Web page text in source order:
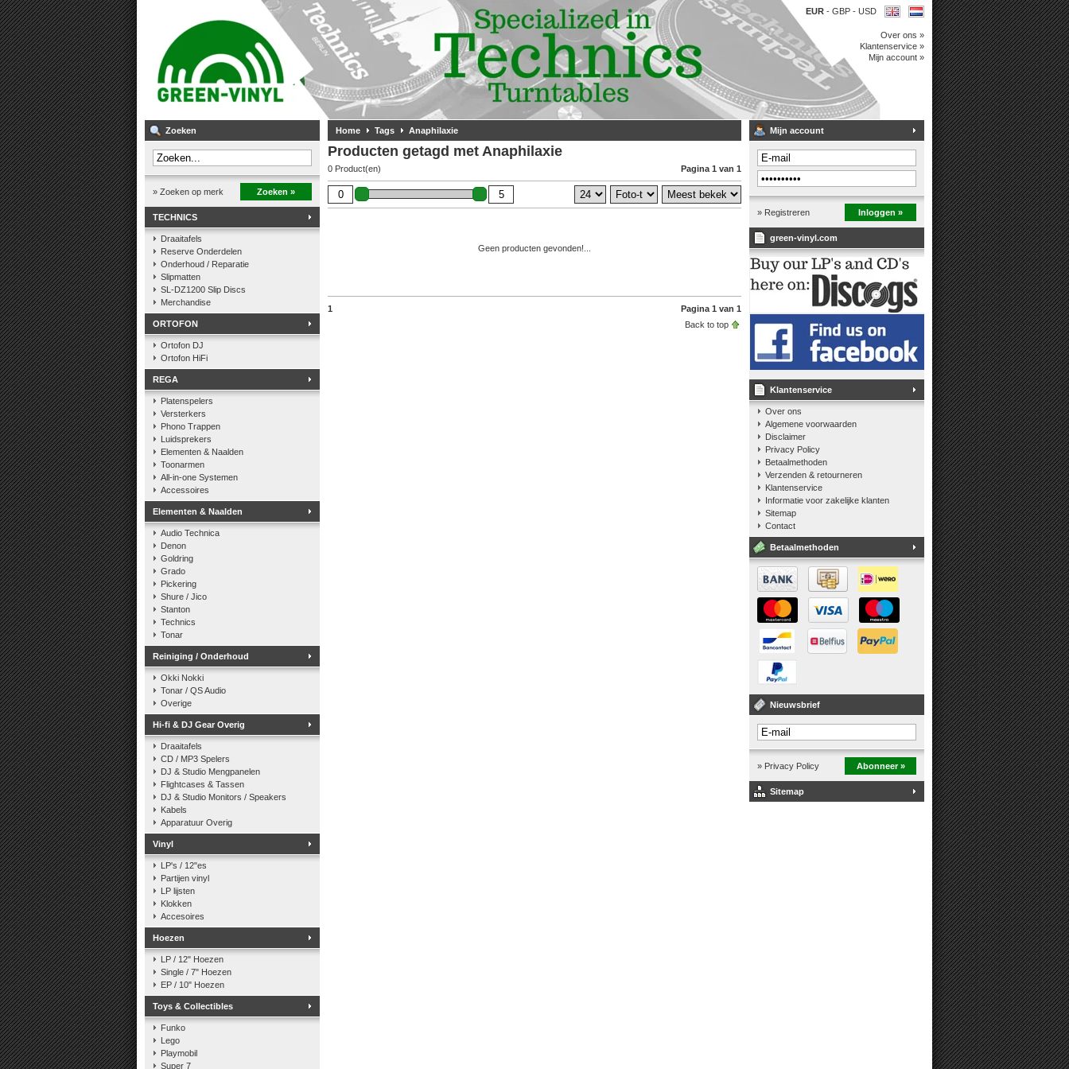
EUR - GBP - USD
Over ons »
Klantenservice »
Mijn account »
Zoeken
» Zoeken op merk Zoeken »
TECHNICS
Draaitafels
Reserve Onderdelen
Onderhoud / Reparatie
Slipmatten
SL-DZ1200 Slip Discs
Merchandise
ORTOFON
Ortofon DJ
Ortofon HiFi
REGA
Platenspelers
Versterkers
Phono Trappen
Luidsprekers
Elementen & Naalden
Toonarmen
All-in-one Systemen
Accessoires
Elementen & Naalden
Audio Technica
Denon
Goldring
Grado
Pickering
Shure / Jico
Stanton
Technics
Tonar
Reiniging / Onderhoud
Okki Nokki
Tonar / QS Audio
Overige
Hi-fi & DJ Gear Overig
Draaitafels
CD / MP3 Spelers
DJ & Studio Mengpanelen
Flightcases & Tassen
DJ & Studio Monitors / Speakers
Kabels
Apparatuur Overig
Vinyl
LP's / 12"es
Partijen vinyl
LP lijsten
Klokken
Accesoires
Hoezen
LP / 12" Hoezen
Single / 7" Hoezen
EP / 10" Hoezen
Toys & Collectibles
Funko
Lego
Playmobil
Super 7
Home Tags Anaphilaxie
Producten getagd met Anaphilaxie
0 Product(en) Pagina 1 van 1
Geen producten gevonden!...
1
Pagina 1 van 1
Back to top
Mijn account
» Registreren Inloggen »
green-vinyl.com
Klantenservice
Over ons
Algemene voorwaarden
Disclaimer
Privacy Policy
Betaalmethoden
Verzenden & retourneren
Klantenservice
Informatie voor zakelijke klanten
Sitemap
Contact
Betaalmethoden
Nieuwsbrief
» Privacy Policy Abonneer »
Sitemap